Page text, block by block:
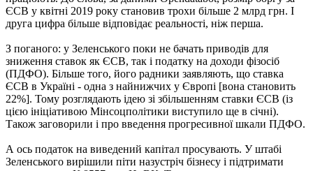
ЄСВ у квітні 2019 року становив трохи більше 2 млрд грн. І
друга цифра більше відповідає реальності, ніж перша.
З поганого: у Зеленського поки не бачать приводів для
зниження ставок як ЄСВ, так і податку на доходи фізосіб
(ПДФО). Більше того, його радники заявляють, що ставка
ЄСВ в Україні - одна з найнижчих у Європі [вона становить
22%]. Тому розглядають ідею зі збільшенням ставки ЄСВ (із
цією ініціативою Мінсоцполітики виступило ще в січні).
Також заговорили і про введення прогресивної шкали ПДФО.
А ось податок на виведений капітал просувають. У штабі
Зеленського вирішили піти назустріч бізнесу і підтримати